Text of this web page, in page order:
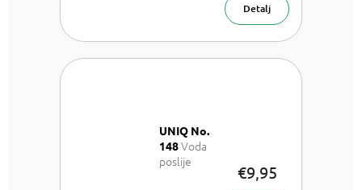
Detalj
UNIQ No.
148Voda
poslije
€9,95